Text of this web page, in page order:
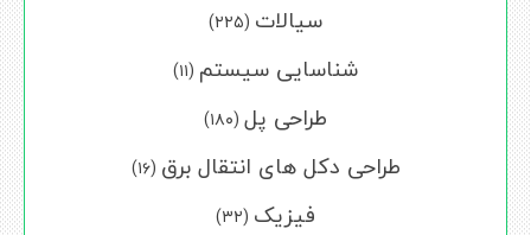
سیالات (۲۲۵)
شناسایی سیستم (۱۱)
طراحی پل (۱۸۰)
طراحی دکل های انتقال برق (۱۶)
فیزیک (۳۲)